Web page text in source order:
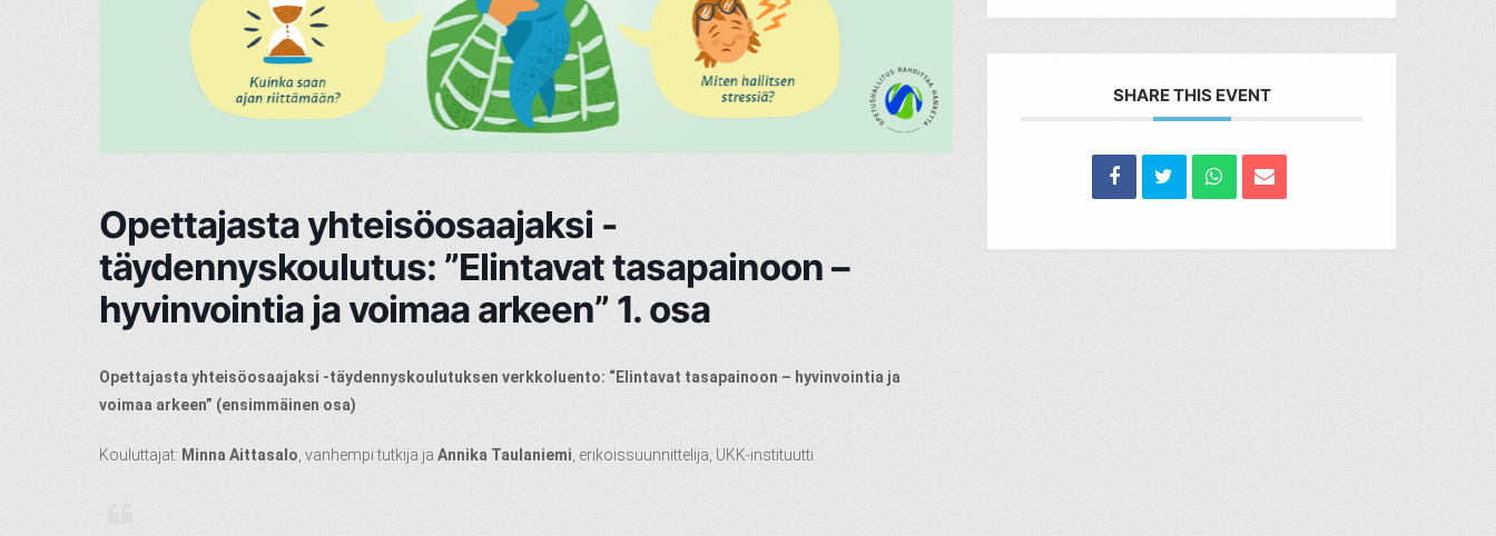
Opettajasta yhteisöosaajaksi -
täydennyskoulutus: ”Elintavat tasapainoon –
hyvinvointia ja voimaa arkeen” 1. osa
Opettajasta yhteisöosaajaksi -täydennyskoulutuksen verkkoluento: “Elintavat tasapainoon – hyvinvointia ja
voimaa arkeen” (ensimmäinen osa)
Kouluttajat: Minna Aittasalo , vanhempi tutkija ja Annika Taulaniemi , erikoissuunnittelija, UKK-instituutti
SHARE THIS EVENT